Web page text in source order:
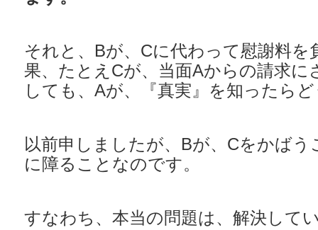
それと、Bが、Cに代わって慰謝料を
果、たとえCが、当面Aからの請求に
しても、Aが、『真実』を知ったら
以前申しましたが、Bが、Cをかばう
に障ることなのです。
すなわち、本当の問題は、解決して